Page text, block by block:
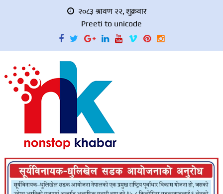
२०८३ श्रावण २२, शुक्रवार
Preeti to unicode